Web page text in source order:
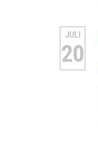
JULI
20